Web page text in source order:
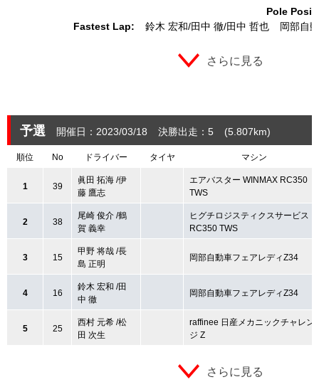
Pole
Fastest Lap:
鈴木 宏和 田中 徹 田中 哲也 岡部自
さらに見る
予選 開催日：2023/03/18 決勝出走：5 (5.807km)
順位 No ドライバー タイヤ マシン
1 39
眞田 拓海 /伊
藤 鷹志
エアバスター WINMAX RC350
TWS
2 38
尾崎 俊介 /鶴
賀 義幸
ヒグチロジスティクスサービス
RC350 TWS
3 15
甲野 将哉 /長
島 正明
岡部自動車フェアレディZ34
4 16
鈴木 宏和 /田
中 徹
岡部自動車フェアレディZ34
5 25
西村 元希 /松
田 次生
raffinee 日産メカニックチャレン
ジ Z
さらに見る